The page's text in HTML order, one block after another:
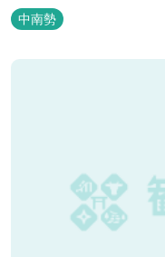
の呼び名＞と称えており
ることもあって、恋の和
中南勢